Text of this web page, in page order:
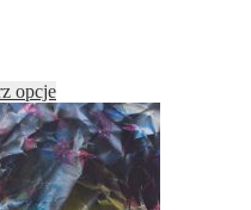
zł
opcjeTen
produkt
ma
wiele
wariantów.
Opcje